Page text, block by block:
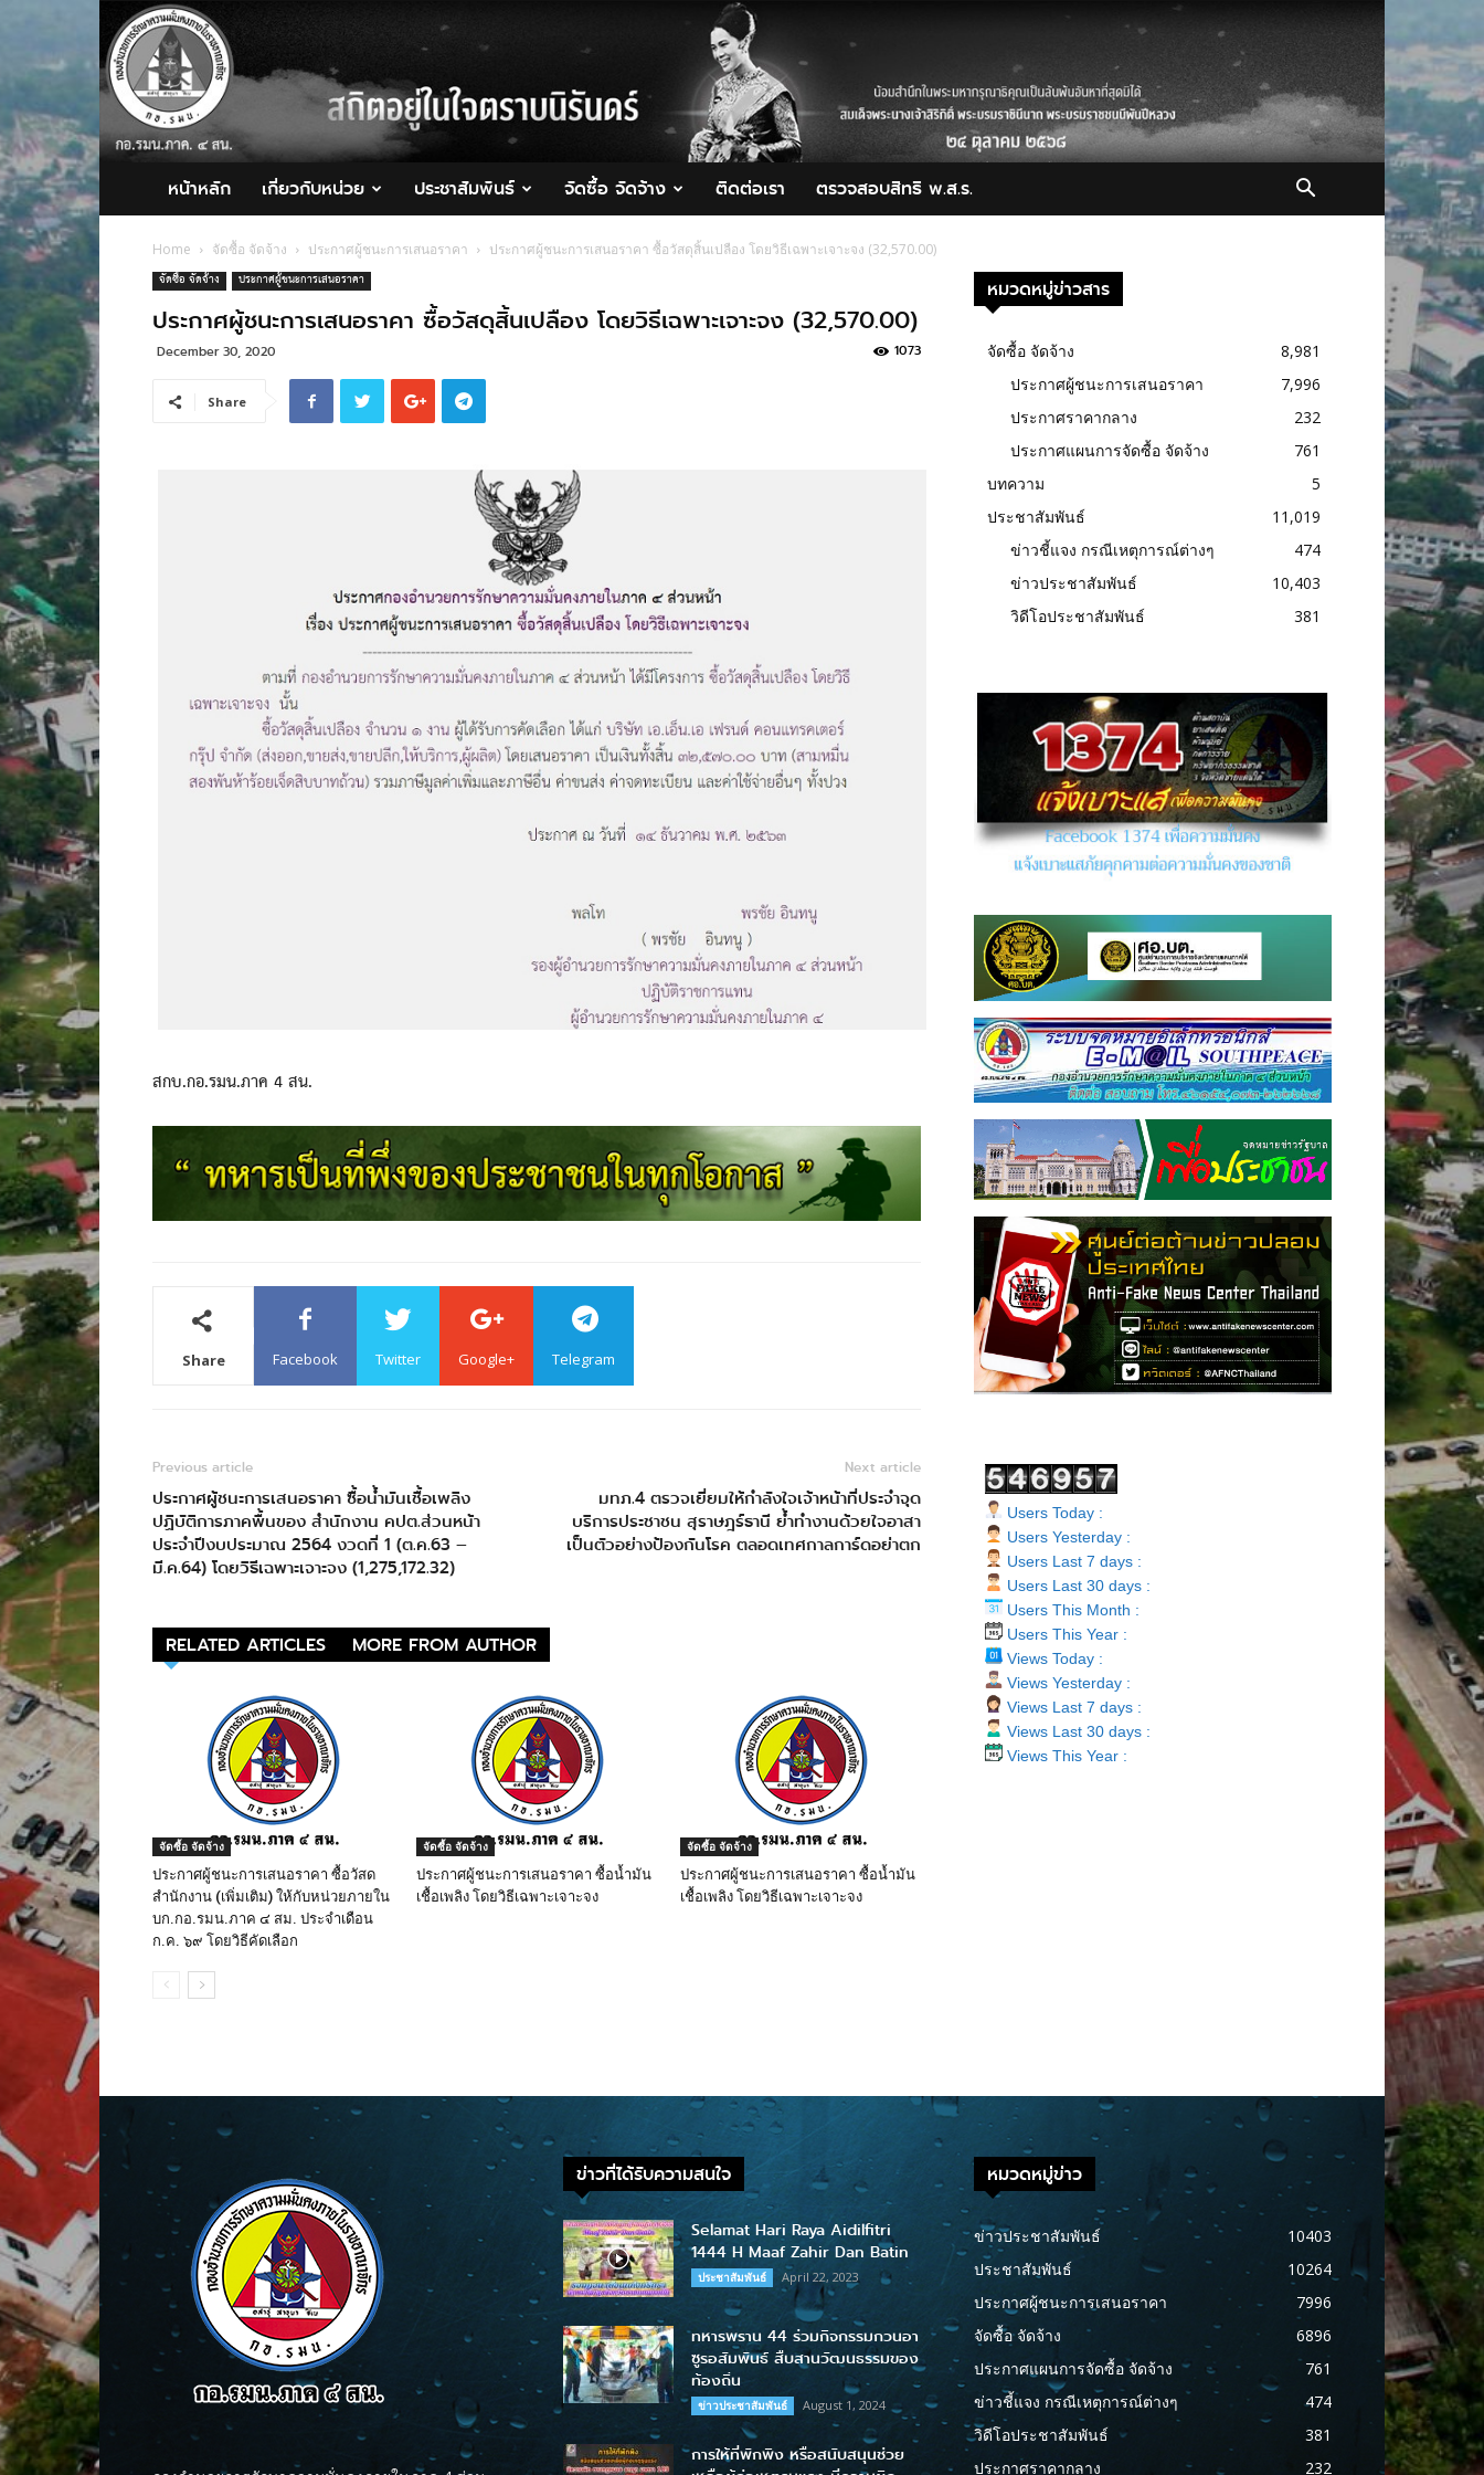
กอ.รมน.ภาค
4
สน.
หน้าหลัก เกี่ยวกับหน่วย ประชาสัมพันธ์ จัดซื้อ จัดจ้าง ติดต่อเรา ตรวจสอบสิทธิ พ.ส.ร.
Home จัดซื้อ จัดจ้าง ประกาศผู้ชนะการเสนอราคา ประกาศผู้ชนะการเสนอราคา ซื้อวัสดุสิ้นเปลือง โดยวิธีเฉพาะเจาะจง (32,570.00)
จัดซื้อ จัดจ้าง ประกาศผู้ชนะการเสนอราคา
ประกาศผู้ชนะการเสนอราคา ซื้อวัสดุสิ้นเปลือง โดยวิธีเฉพาะเจาะจง (32,570.00)
December 30, 2020 1073
Share
สกบ.กอ.รมน.ภาค 4 สน.
Share Facebook Twitter Google+ Telegram
Previous article
ประกาศผู้ชนะการเสนอราคา ซื้อน้ำมันเชื้อเพลิง
ปฏิบัติการภาคพื้นของ สำนักงาน คปต.ส่วนหน้า
ประจำปีงบประมาณ 2564 งวดที่ 1 (ต.ค.63 –
มี.ค.64) โดยวิธีเฉพาะเจาะจง (1,275,172.32)
Next article
มทภ.4 ตรวจเยี่ยมให้กำลังใจเจ้าหน้าที่ประจำจุด
บริการประชาชน สุราษฎร์ธานี ย้ำทำงานด้วยใจอาสา
เป็นตัวอย่างป้องกันโรค ตลอดเทศกาลการ์ดอย่าตก
RELATED ARTICLES MORE FROM AUTHOR
จัดซื้อ จัดจ้าง
ประกาศผู้ชนะการเสนอราคา ซื้อวัสด
สำนักงาน (เพิ่มเติม) ให้กับหน่วยภายใน
บก.กอ.รมน.ภาค ๔ สม. ประจำเดือน
ก.ค. ๖๙ โดยวิธีคัดเลือก
จัดซื้อ จัดจ้าง
ประกาศผู้ชนะการเสนอราคา ซื้อน้ำมัน
เชื้อเพลิง โดยวิธีเฉพาะเจาะจง
จัดซื้อ จัดจ้าง
ประกาศผู้ชนะการเสนอราคา ซื้อน้ำมัน
เชื้อเพลิง โดยวิธีเฉพาะเจาะจง
หมวดหมู่ข่าวสาร
จัดซื้อ จัดจ้าง
8,981
ประกาศผู้ชนะการเสนอราคา
7,996
ประกาศราคากลาง
232
ประกาศแผนการจัดซื้อ จัดจ้าง
761
บทความ
5
ประชาสัมพันธ์
11,019
ข่าวชี้แจง กรณีเหตุการณ์ต่างๆ
474
ข่าวประชาสัมพันธ์
10,403
วิดีโอประชาสัมพันธ์
381
Users Today :
Users Yesterday :
Users Last 7 days :
Users Last 30 days :
Users This Month :
Users This Year :
Views Today :
Views Yesterday :
Views Last 7 days :
Views Last 30 days :
Views This Year :
ข่าวที่ได้รับความสนใจ
Selamat Hari Raya Aidilfitri
1444 H Maaf Zahir Dan Batin
ประชาสัมพันธ์ April 22, 2023
ทหารพราน 44 ร่วมกิจกรรมกวนอา
ซูรอสัมพันธ์ สืบสานวัฒนธรรมของ
ท้องถิ่น
ข่าวประชาสัมพันธ์ August 1, 2024
การให้ที่พักพิง หรือสนับสนุนช่วย
หมวดหมู่ข่าว
ข่าวประชาสัมพันธ์
10403
ประชาสัมพันธ์
10264
ประกาศผู้ชนะการเสนอราคา
7996
จัดซื้อ จัดจ้าง
6896
ประกาศแผนการจัดซื้อ จัดจ้าง
761
ข่าวชี้แจง กรณีเหตุการณ์ต่างๆ
474
วิดีโอประชาสัมพันธ์
381
ประกาศราคากลาง
232